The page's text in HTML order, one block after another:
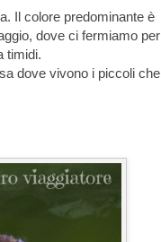
Il colore predominante è
dove ci fermiamo per
timidi.
dove vivono i piccoli che